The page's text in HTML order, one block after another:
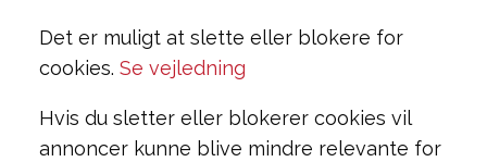
Det er muligt at slette eller blokere for
cookies. Se vejledning
Hvis du sletter eller blokerer cookies vil
annoncer kunne blive mindre relevante for